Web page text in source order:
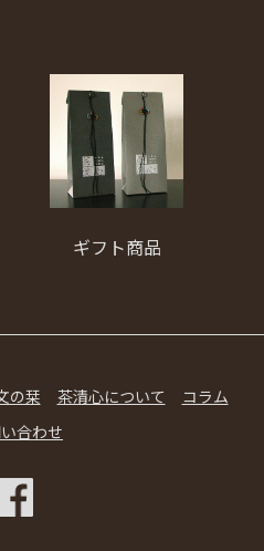
ギフト商品
の栞 茶清心について
コラム
合わせ